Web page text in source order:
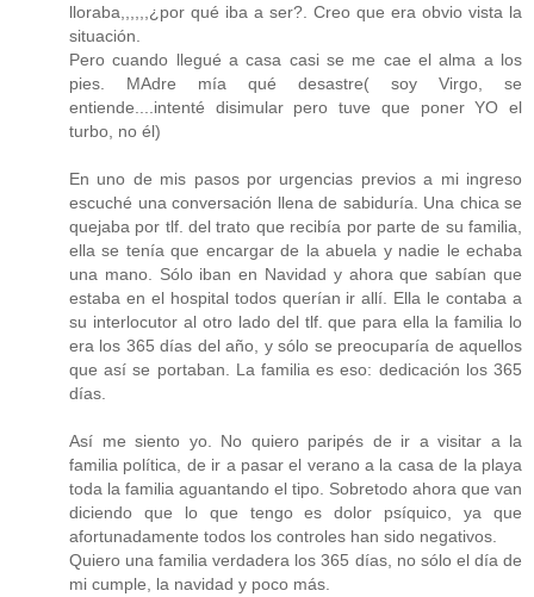
lloraba,,,,,,¿por qué iba a ser?. Creo que era obvio vista la
situación.
Pero cuando llegué a casa casi se me cae el alma a los
pies. MAdre mía qué desastre( soy Virgo, se
entiende....intenté disimular pero tuve que poner YO el
turbo, no él)
En uno de mis pasos por urgencias previos a mi ingreso
escuché una conversación llena de sabiduría. Una chica se
quejaba por tlf. del trato que recibía por parte de su familia,
ella se tenía que encargar de la abuela y nadie le echaba
una mano. Sólo iban en Navidad y ahora que sabían que
estaba en el hospital todos querían ir allí. Ella le contaba a
su interlocutor al otro lado del tlf. que para ella la familia lo
era los 365 días del año, y sólo se preocuparía de aquellos
que así se portaban. La familia es eso: dedicación los 365
días.
Así me siento yo. No quiero paripés de ir a visitar a la
familia política, de ir a pasar el verano a la casa de la playa
toda la familia aguantando el tipo. Sobretodo ahora que van
diciendo que lo que tengo es dolor psíquico, ya que
afortunadamente todos los controles han sido negativos.
Quiero una familia verdadera los 365 días, no sólo el día de
mi cumple, la navidad y poco más.